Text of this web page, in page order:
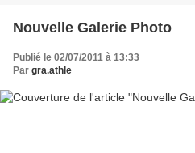
Nouvelle Galerie Photo
Publié le 02/07/2011 à 13:33
Par gra.athle